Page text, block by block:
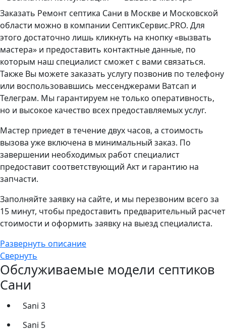
Заказать Ремонт септика Сани в Москве и Московской
области можно в компании СептикСервис.PRO. Для
этого достаточно лишь кликнуть на кнопку «вызвать
мастера» и предоставить контактные данные, по
которым наш специалист сможет с вами связаться.
Также Вы можете заказать услугу позвонив по телефону
или воспользовавшись мессенджерами Ватсап и
Телеграм. Мы гарантируем не только оперативность,
но и высокое качество всех предоставляемых услуг.
Мастер приедет в течение двух часов, а стоимость
вызова уже включена в минимальный заказ. По
завершении необходимых работ специалист
предоставит соответствующий Акт и гарантию на
запчасти.
Заполняйте заявку на сайте, и мы перезвоним всего за
15 минут, чтобы предоставить предварительный расчет
стоимости и оформить заявку на выезд специалиста.
Развернуть описание
Свернуть
Обслуживаемые модели септиков
Сани
Sani 3
Sani 5